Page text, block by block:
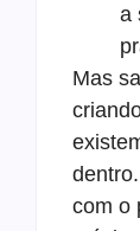
a
Mas
com o